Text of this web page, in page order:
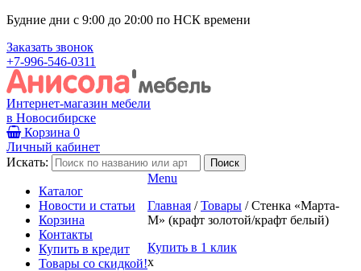
Будние дни с 9:00 до 20:00 по НСК времени
Заказать звонок
+7-996-546-0311
Интернет-магазин мебели
в Новосибирске
Корзина 0
Личный кабинет
Искать:
Каталог
Новости и статьи
Корзина
Контакты
Купить в кредит
Товары со скидкой!
Menu
Главная / Товары / Стенка «Марта-
М» (крафт золотой/крафт белый)
Купить в 1 клик
x